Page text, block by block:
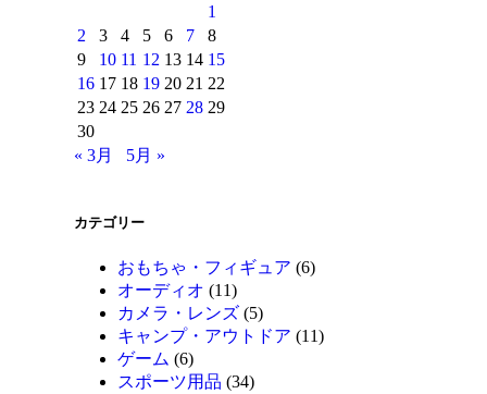
1
2
3 4 5 6 7
8
9
10 11 12 13 14 15
16 17 18 19 20 21 22
23 24 25 26 27 28 29
30
« 3月
5月 »
カテゴリー
おもちゃ・フィギュア (6)
オーディオ (11)
カメラ・レンズ (5)
キャンプ・アウトドア (11)
ゲーム (6)
スポーツ用品 (34)